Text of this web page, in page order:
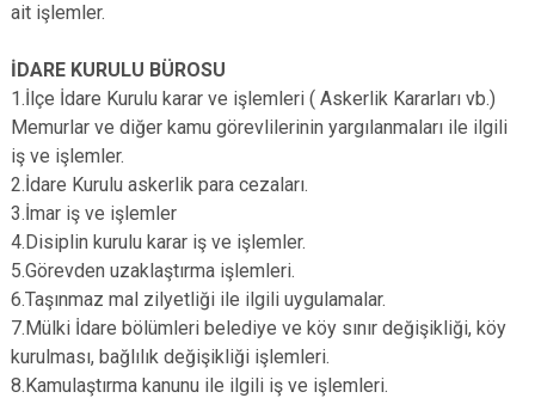
ait işlemler.
İDARE KURULU BÜROSU
1.İlçe İdare Kurulu karar ve işlemleri ( Askerlik Kararları vb.)
Memurlar ve diğer kamu görevlilerinin yargılanmaları ile ilgili
iş ve işlemler.
2.İdare Kurulu askerlik para cezaları.
3.İmar iş ve işlemler
4.Disiplin kurulu karar iş ve işlemler.
5.Görevden uzaklaştırma işlemleri.
6.Taşınmaz mal zilyetliği ile ilgili uygulamalar.
7.Mülki İdare bölümleri belediye ve köy sınır değişikliği, köy
kurulması, bağlılık değişikliği işlemleri.
8.Kamulaştırma kanunu ile ilgili iş ve işlemleri.